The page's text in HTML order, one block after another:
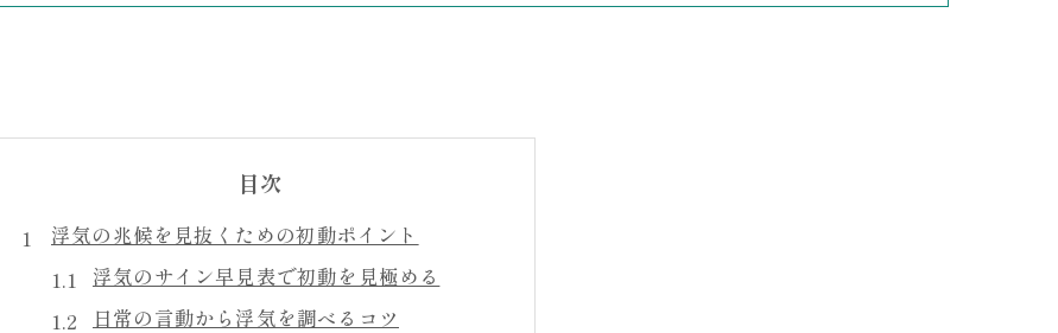
目次
浮気の兆候を見抜くための初動ポイント
浮気のサイン早見表で初動を見極める
日常の言動から浮気を調べるコツ